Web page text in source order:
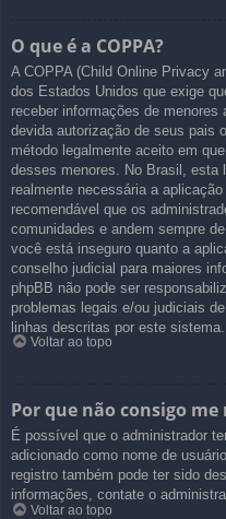
O que é a COPPA?
A COPPA (Child Online Privacy
dos Estados Unidos que exige
receber informações de
devida autorização de seus pais
método legalmente aceito em
desses menores. No Brasil, esta
realmente necessária a
recomendável que os
comunidades e andem sempre
você está inseguro quanto a
conselho judicial para maiores
phpBB não pode ser
problemas legais e/ou judiciais
linhas descritas por este sistema.
Voltar ao topo
Por que não consigo me
É possível que o administrador
adicionado como nome de
registro também pode ter sido
informações, contate o
Voltar ao topo